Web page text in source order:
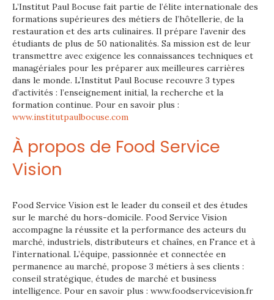
L’Institut Paul Bocuse fait partie de l’élite internationale des
formations supérieures des métiers de l’hôtellerie, de la
restauration et des arts culinaires. Il prépare l’avenir des
étudiants de plus de 50 nationalités. Sa mission est de leur
transmettre avec exigence les connaissances techniques et
managériales pour les préparer aux meilleures carrières
dans le monde. L’Institut Paul Bocuse recouvre 3 types
d’activités : l’enseignement initial, la recherche et la
formation continue. Pour en savoir plus :
www.institutpaulbocuse.com
À propos de Food Service
Vision
Food Service Vision est le leader du conseil et des études
sur le marché du hors-domicile. Food Service Vision
accompagne la réussite et la performance des acteurs du
marché, industriels, distributeurs et chaînes, en France et à
l’international. L’équipe, passionnée et connectée en
permanence au marché, propose 3 métiers à ses clients :
conseil stratégique, études de marché et business
intelligence. Pour en savoir plus : www.foodservicevision.fr